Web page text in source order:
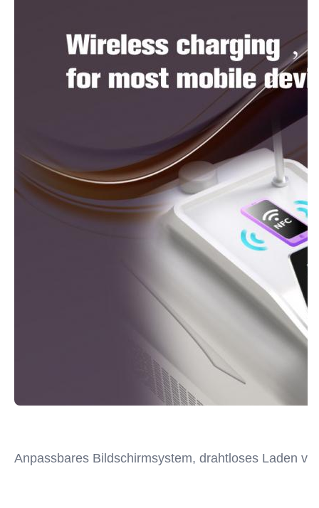
Anpassbares Bildschirmsystem, drahtloses Laden